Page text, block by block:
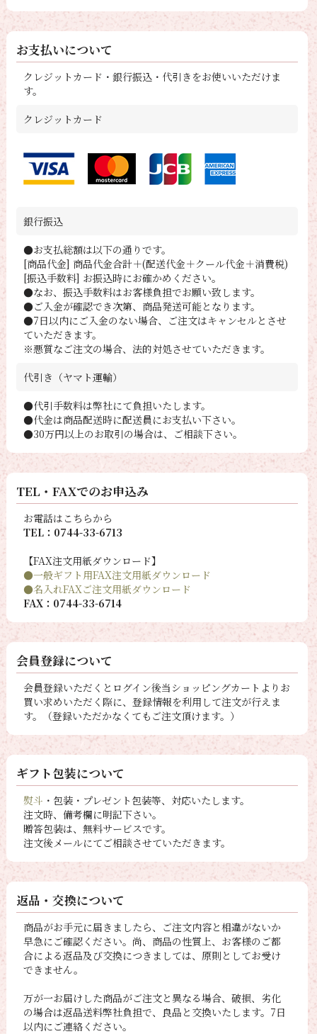
お支払いについて
クレジットカード・銀行振込・代引きをお使いいただけま
す。
クレジットカード
銀行振込
●お支払総額は以下の通りです。
[商品代金] 商品代金合計＋(配送代金＋クール代金＋消費税)
[振込手数料] お振込時にお確かめください。
●なお、振込手数料はお客様負担でお願い致します。
●ご入金が確認でき次第、商品発送可能となります。
●7日以内にご入金のない場合、ご注文はキャンセルとさせ
ていただきます。
※悪質なご注文の場合、法的対処させていただきます。
代引き（ヤマト運輸）
●代引手数料は弊社にて負担いたします。
●代金は商品配送時に配送員にお支払い下さい。
●30万円以上のお取引の場合は、ご相談下さい。
TEL・FAXでのお申込み
お電話はこちらから
TEL：0744-33-6713
【FAX注文用紙ダウンロード】
●一般ギフト用FAX注文用紙ダウンロード
●名入れFAXご注文用紙ダウンロード
FAX：0744-33-6714
会員登録について
会員登録いただくとログイン後当ショッピングカートよりお
買い求めいただく際に、登録情報を利用して注文が行えま
す。（登録いただかなくてもご注文頂けます。）
ギフト包装について
熨斗 ・包装・プレゼント包装等、対応いたします。
注文時、備考欄に明記下さい。
贈答包装は、無料サービスです。
注文後メールにてご相談させていただきます。
返品・交換について
商品がお手元に届きましたら、ご注文内容と相違がないか
早急にご確認ください。尚、商品の性質上、お客様のご都
合による返品及び交換につきましては、原則としてお受け
できません。
万が一お届けした商品がご注文と異なる場合、破損、劣化
の場合は返品送料弊社負担で、良品と交換いたします。7日
以内にご連絡ください。